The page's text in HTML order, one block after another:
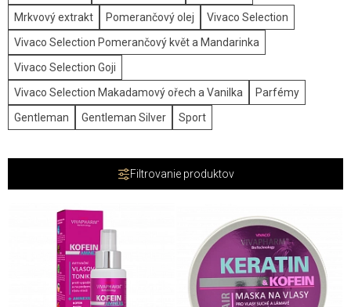
Mrkvový extrakt
Pomerančový olej
Vivaco Selection
Vivaco Selection Pomerančový květ a Mandarinka
Vivaco Selection Goji
Vivaco Selection Makadamový ořech a Vanilka
Parfémy
Gentleman
Gentleman Silver Sport
Filtrovanie produktov